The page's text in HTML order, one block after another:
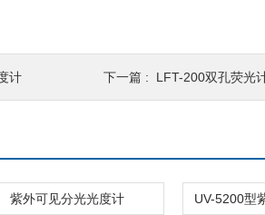
计 下一篇 : LFT-200双孔荧光
紫外可见分光光度计